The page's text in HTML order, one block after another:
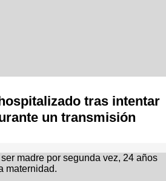
tras intentar
un transmisión